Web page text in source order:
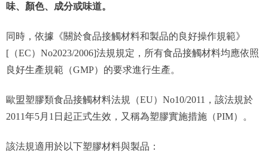
味、顏色、成分或味道。
同時，依據《關於食品接觸材料和製品的良好操作規範》
[（EC）No2023/2006]法規規定，所有食品接觸材料均應依照
良好生產規範（GMP）的要求進行生產。
歐盟塑膠類食品接觸材料法規（EU）No10/2011，該法規於
2011年5月1日起正式生效，又稱為塑膠實施措施（PIM）。
該法規適用於以下塑膠材料與製品：